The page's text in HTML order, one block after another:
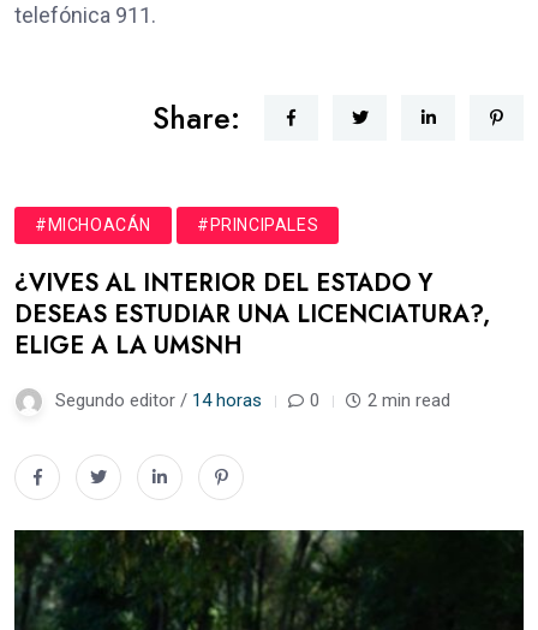
telefónica 911.
Share:
#MICHOACÁN #PRINCIPALES
¿VIVES AL INTERIOR DEL ESTADO Y
DESEAS ESTUDIAR UNA LICENCIATURA?,
ELIGE A LA UMSNH
Segundo editor / 14 horas 0 2 min read